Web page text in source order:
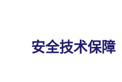
安全技术保障